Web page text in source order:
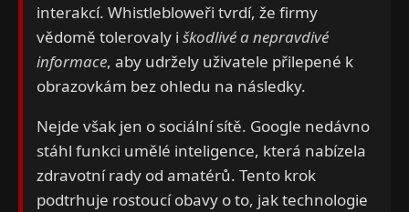
interakcí. Whistlebloweři tvrdí, že firmy
vědomě tolerovaly i škodlivé a nepravdivé
informace, aby udržely uživatele přilepené k
obrazovkám bez ohledu na následky.
Nejde však jen o sociální sítě. Google nedávno
stáhl funkci umělé inteligence, která nabízela
zdravotní rady od amatérů. Tento krok
podtrhuje rostoucí obavy o to, jak technologie